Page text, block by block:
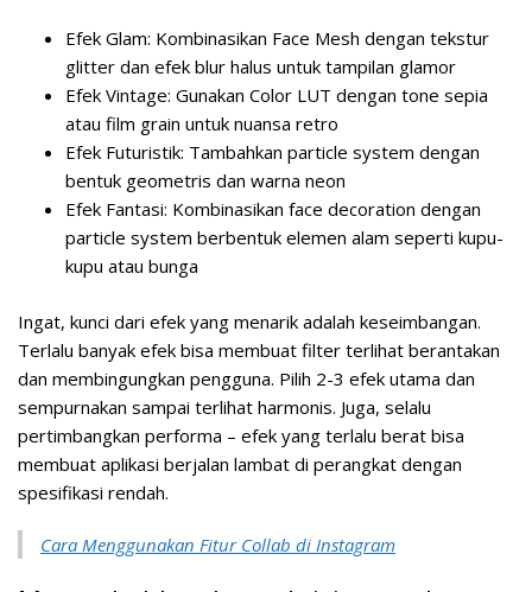
Efek Glam: Kombinasikan Face Mesh dengan tekstur
glitter dan efek blur halus untuk tampilan glamor
Efek Vintage: Gunakan Color LUT dengan tone sepia
atau film grain untuk nuansa retro
Efek Futuristik: Tambahkan particle system dengan
bentuk geometris dan warna neon
Efek Fantasi: Kombinasikan face decoration dengan
particle system berbentuk elemen alam seperti kupu-
kupu atau bunga
Ingat, kunci dari efek yang menarik adalah keseimbangan.
Terlalu banyak efek bisa membuat filter terlihat berantakan
dan membingungkan pengguna. Pilih 2-3 efek utama dan
sempurnakan sampai terlihat harmonis. Juga, selalu
pertimbangkan performa – efek yang terlalu berat bisa
membuat aplikasi berjalan lambat di perangkat dengan
spesifikasi rendah.
Cara Menggunakan Fitur Collab di Instagram